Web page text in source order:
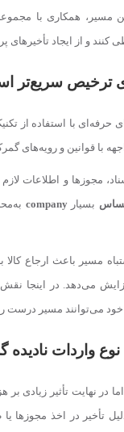
ترخیص سریع‌تر
با استفاده از
مجوزها و اطلاعات
company بسیار
مسیر باعث ارجاع کالا
نوع واردات
نهایت تأثیر زیادی بر